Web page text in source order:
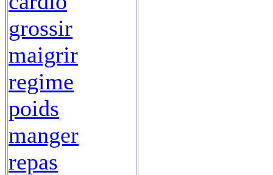
grossir
maigrir
regime
poids
manger
repas